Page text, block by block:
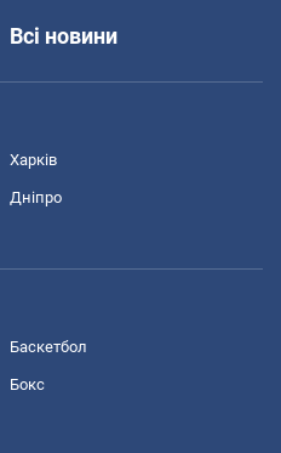
Всі новини
Харків
Дніпро
Баскетбол
Бокс